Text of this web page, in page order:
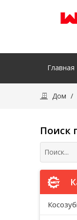
Главная
Дом /
Поиск